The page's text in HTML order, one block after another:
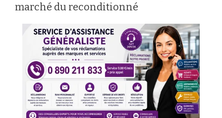
marché du reconditionné